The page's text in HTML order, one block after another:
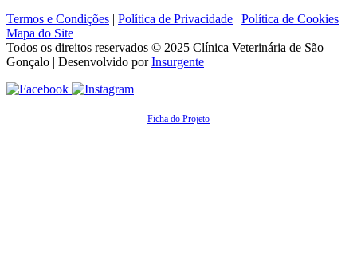
Termos e Condições | Política de Privacidade | Política de Cookies |
Mapa do Site
Todos os direitos reservados © 2025 Clínica Veterinária de São
Gonçalo | Desenvolvido porInsurgente
Ficha do Projeto